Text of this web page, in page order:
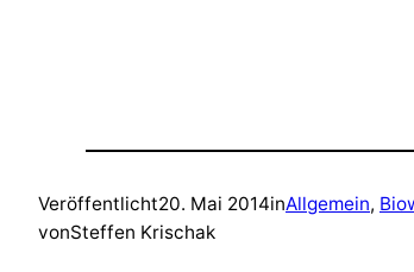
Veröffentlicht20. Mai 2014inAllgemein,
vonSteffen Krischak